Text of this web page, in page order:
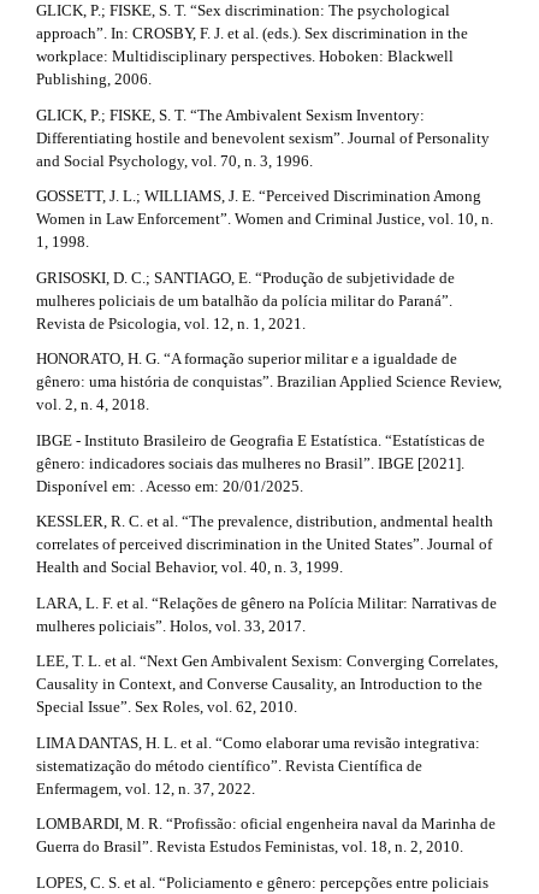
GLICK, P.; FISKE, S. T. “Sex discrimination: The psychological
approach”. In: CROSBY, F. J. et al. (eds.). Sex discrimination in the
workplace: Multidisciplinary perspectives. Hoboken: Blackwell
Publishing, 2006.
GLICK, P.; FISKE, S. T. “The Ambivalent Sexism Inventory:
Differentiating hostile and benevolent sexism”. Journal of Personality
and Social Psychology, vol. 70, n. 3, 1996.
GOSSETT, J. L.; WILLIAMS, J. E. “Perceived Discrimination Among
Women in Law Enforcement”. Women and Criminal Justice, vol. 10, n.
1, 1998.
GRISOSKI, D. C.; SANTIAGO, E. “Produção de subjetividade de
mulheres policiais de um batalhão da polícia militar do Paraná”.
Revista de Psicologia, vol. 12, n. 1, 2021.
HONORATO, H. G. “A formação superior militar e a igualdade de
gênero: uma história de conquistas”. Brazilian Applied Science Review,
vol. 2, n. 4, 2018.
IBGE - Instituto Brasileiro de Geografia E Estatística. “Estatísticas de
gênero: indicadores sociais das mulheres no Brasil”. IBGE [2021].
Disponível em: . Acesso em: 20/01/2025.
KESSLER, R. C. et al. “The prevalence, distribution, andmental health
correlates of perceived discrimination in the United States”. Journal of
Health and Social Behavior, vol. 40, n. 3, 1999.
LARA, L. F. et al. “Relações de gênero na Polícia Militar: Narrativas de
mulheres policiais”. Holos, vol. 33, 2017.
LEE, T. L. et al. “Next Gen Ambivalent Sexism: Converging Correlates,
Causality in Context, and Converse Causality, an Introduction to the
Special Issue”. Sex Roles, vol. 62, 2010.
LIMA DANTAS, H. L. et al. “Como elaborar uma revisão integrativa:
sistematização do método científico”. Revista Científica de
Enfermagem, vol. 12, n. 37, 2022.
LOMBARDI, M. R. “Profissão: oficial engenheira naval da Marinha de
Guerra do Brasil”. Revista Estudos Feministas, vol. 18, n. 2, 2010.
LOPES, C. S. et al. “Policiamento e gênero: percepções entre policiais